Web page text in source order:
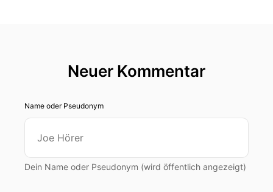
Neuer Kommentar
Name oder Pseudonym
Dein Name oder Pseudonym (wird öffentlich angezeigt)